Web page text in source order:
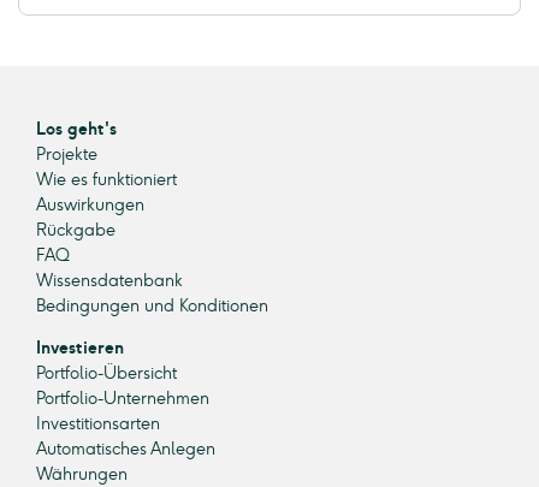
Los geht's
Projekte
Wie es funktioniert
Auswirkungen
Rückgabe
FAQ
Wissensdatenbank
Bedingungen und Konditionen
Investieren
Portfolio-Übersicht
Portfolio-Unternehmen
Investitionsarten
Automatisches Anlegen
Währungen